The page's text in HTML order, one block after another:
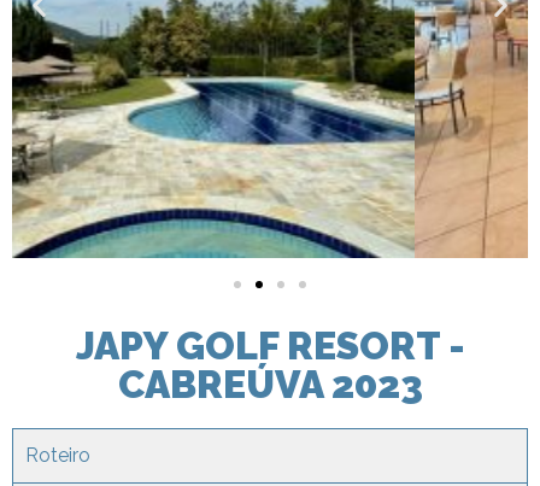
JAPY GOLF RESORT -
CABREÚVA 2023
Roteiro